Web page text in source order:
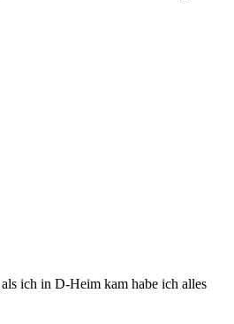
ich in D-Heim kam habe ich alles